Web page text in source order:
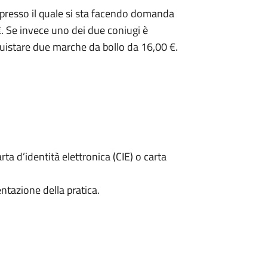
il quale si sta facendo domanda
invece uno dei due coniugi è
due marche da bollo da 16,00 €.
d’identità elettronica (CIE) o carta
della pratica.